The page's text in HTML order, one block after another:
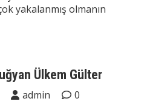
yakalanmış olmanın
Ülkem Gülter
admin
0